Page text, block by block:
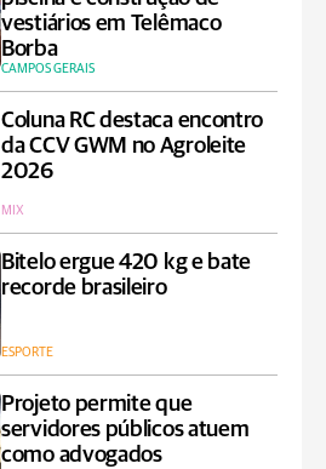
vestiários em Telêmaco
Borba
CAMPOS GERAIS
Coluna RC destaca encontro
da CCV GWM no Agroleite
2026
MIX
Bitelo ergue 420 kg e bate
recorde brasileiro
ESPORTE
Projeto permite que
servidores públicos atuem
como advogados